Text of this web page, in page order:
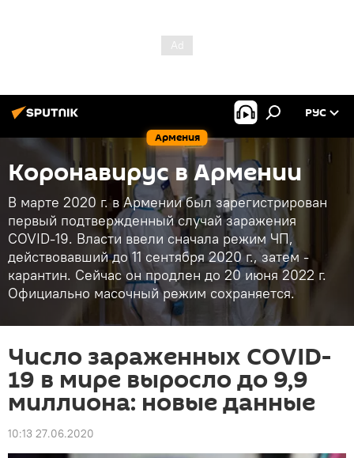
Армения
РУС
Коронавирус в Армении
В марте 2020 г. в Армении был зарегистрирован
первый подтвержденный случай заражения
COVID-19. Власти ввели сначала режим ЧП,
действовавший до 11 сентября 2020 г., затем -
карантин. Сейчас он продлен до 20 июня 2022 г.
Официально масочный режим сохраняется.
Число зараженных COVID-
19 в мире выросло до 9,9
миллиона: новые данные
10:13 27.06.2020